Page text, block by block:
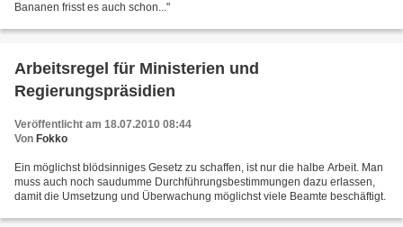
Bananen frisst es auch schon..."
Arbeitsregel für Ministerien und
Regierungspräsidien
Veröffentlicht am 18.07.2010 08:44
Von Fokko
Ein möglichst blödsinniges Gesetz zu schaffen, ist nur die halbe Arbeit. Man
muss auch noch saudumme Durchführungsbestimmungen dazu erlassen,
damit die Umsetzung und Überwachung möglichst viele Beamte beschäftigt.